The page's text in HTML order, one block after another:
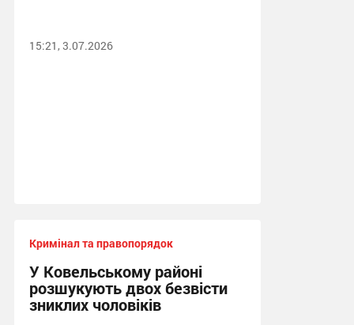
15:21, 3.07.2026
Кримінал та правопорядок
У Ковельському районі
розшукують двох безвісти
зниклих чоловіків